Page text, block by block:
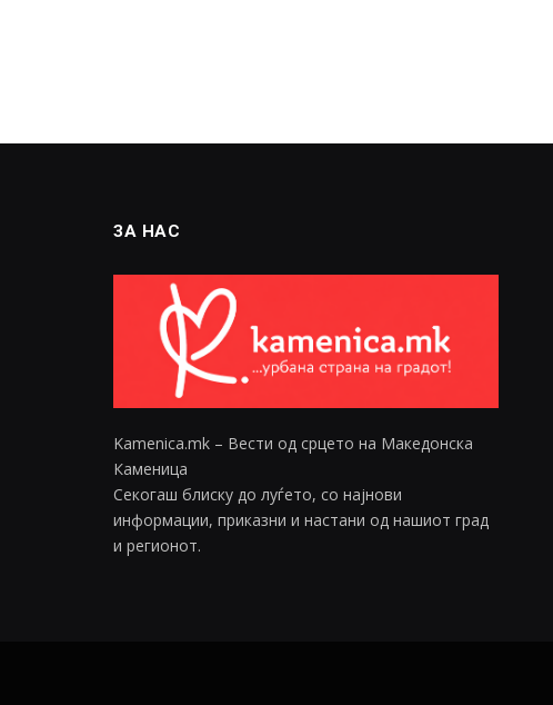
ЗА НАС
Kamenica.mk – Вести од срцето на Македонска
Каменица
Секогаш блиску до луѓето, со најнови
информации, приказни и настани од нашиот град
и регионот.